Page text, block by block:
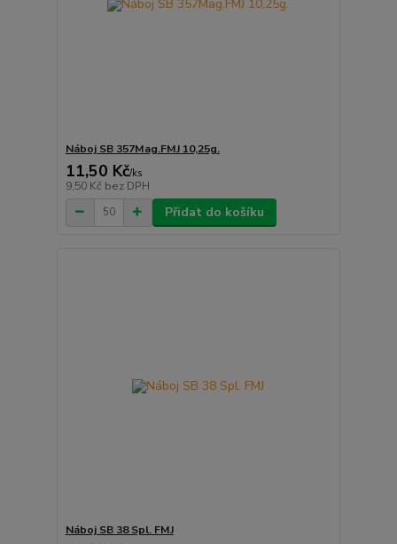
Náboj SB 357Mag.FMJ 10,25g.
11,50 Kč/ks
9,50 Kč bez DPH
Přidat do košíku
Náboj SB 38 Spl. FMJ